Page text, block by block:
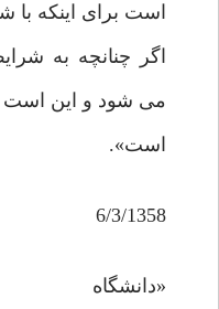
است برای اینکه
اگر چنانچه به
می شود و این است
است».
6/3/1358
«دانشگاه